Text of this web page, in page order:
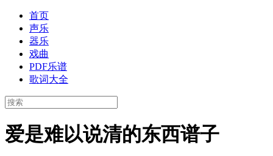
首页
声乐
器乐
戏曲
PDF乐谱
歌词大全
爱是难以说清的东西谱子